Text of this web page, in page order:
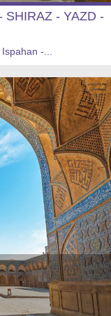
SHIRAZ - YAZD -
-...